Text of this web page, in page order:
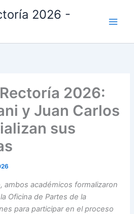
2026 -
2026:
y Juan Carlos
sus
ambos académicos formalizaron
Oficina de Partes de la
para participar en el proceso